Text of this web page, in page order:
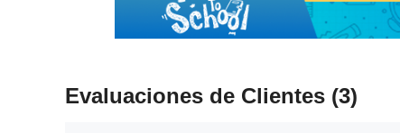
Evaluaciones de Clientes (3)